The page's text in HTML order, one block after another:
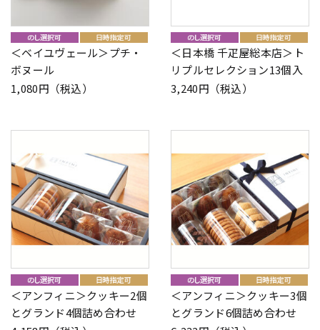
＜ベイユヴェール＞プチ・
ボヌール
1,080円（税込）
＜日本橋 千疋屋総本店＞ト
リプルセレクション13個入
3,240円（税込）
＜アンフィニ＞クッキー2個
とグランド4個詰め合わせ
＜アンフィニ＞クッキー3個
とグランド6個詰め合わせ